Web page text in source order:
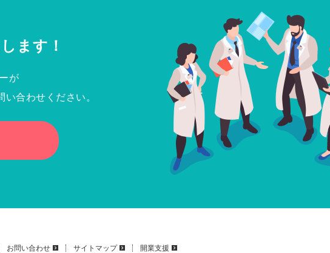
ます！
が
合わせください。
お問い合わせ サイトマップ 開業支援